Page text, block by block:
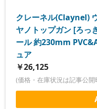
クレーネル(Claynel)
ヤノトップガン [ろ
ール 約230mm
ュア
￥26,125
(価格・在庫状況は記事公